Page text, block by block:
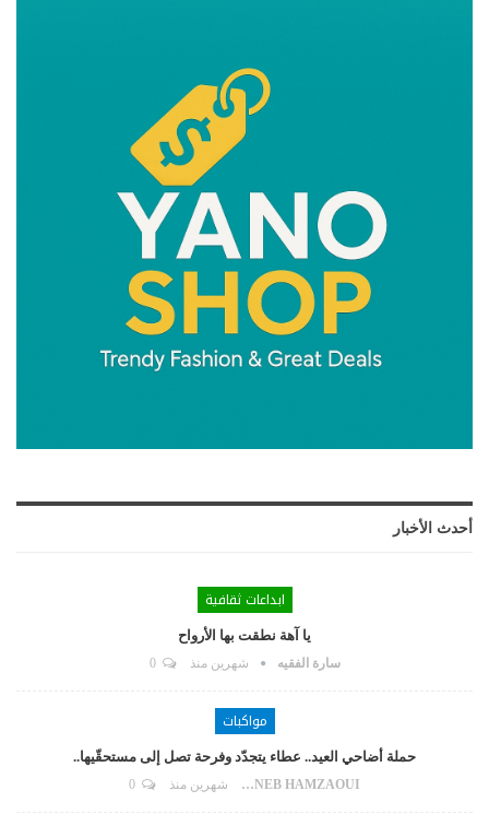
أحدث الأخبار
ابداعات ثقافية
يا آهة نطقت بها الأرواح
سارة الفقيه شهرين منذ 0
مواكبات
حملة أضاحي العيد.. عطاء يتجدّد وفرحة تصل إلى مستحقّيها..
ZAYNEB HAMZAOUI شهرين منذ